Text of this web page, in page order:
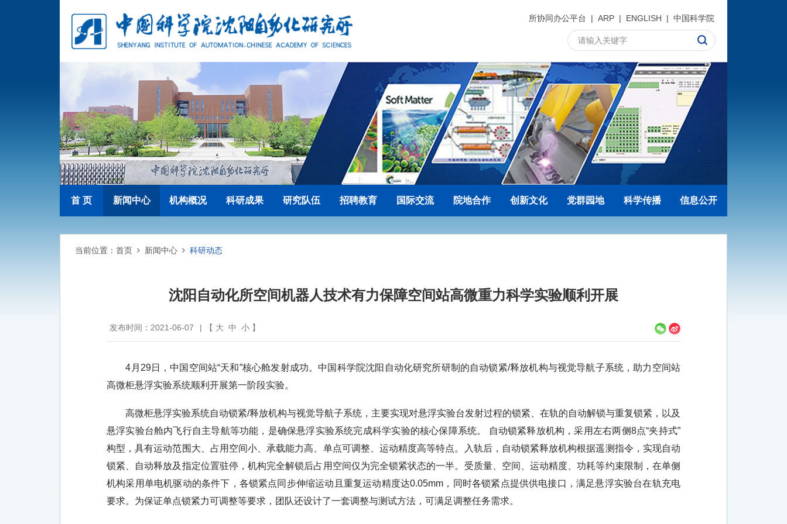
所协同办公平台 | ARP | ENGLISH | 中国科学院
首 页 新闻中心 机构概况 科研成果 研究队伍 招聘教育 国际交流 院地合作 创新文化 党群园地 科学传播 信息公开
当前位置： 首页 新闻中心 科研动态
沈阳自动化所空间机器人技术有力保障空间站高微重力科学实验顺利开展
发布时间：2021-06-07 | 【 大 中 小 】
4月29日，中国空间站“天和”核心舱发射成功。中国科学院沈阳自动化研究所研制的自动锁紧/释放机构与视觉导航子系统，助力空间站
高微柜悬浮实验系统顺利开展第一阶段实验。
高微柜悬浮实验系统自动锁紧/释放机构与视觉导航子系统，主要实现对悬浮实验台发射过程的锁紧、在轨的自动解锁与重复锁紧，以及
悬浮实验台舱内飞行自主导航等功能，是确保悬浮实验系统完成科学实验的核心保障系统。
自动锁紧释放机构，采用左右两侧8点“夹持式”
构型，具有运动范围大、占用空间小、承载能力高、单点可调整、运动精度高等特点。入轨后，自动锁紧释放机构根据遥测指令，实现自动
锁紧、自动释放及指定位置驻停，机构完全解锁后占用空间仅为完全锁紧状态的一半。受质量、空间、运动精度、功耗等约束限制，在单侧
机构采用单电机驱动的条件下，各锁紧点同步伸缩运动且重复运动精度达0.05mm，同时各锁紧点提供供电接口，满足悬浮实验台在轨充电
要求。为保证单点锁紧力可调整等要求，团队还设计了一套调整与测试方法，可满足调整任务需求。